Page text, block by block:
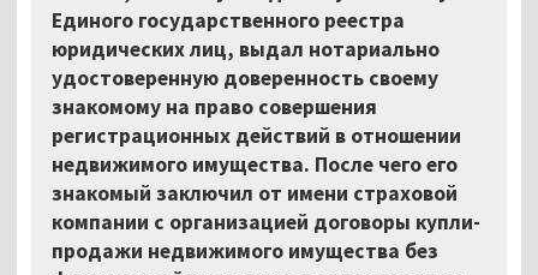
Единого государственного реестра
юридических лиц, выдал нотариально
удостоверенную доверенность своему
знакомому на право совершения
регистрационных действий в отношении
недвижимого имущества. После чего его
знакомый заключил от имени страховой
компании с организацией договоры купли-
продажи недвижимого имущества без